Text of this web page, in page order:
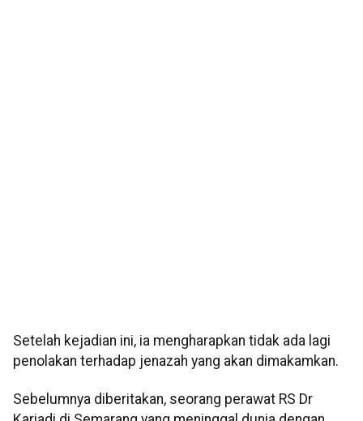
Setelah kejadian ini, ia mengharapkan tidak ada lagi
penolakan terhadap jenazah yang akan dimakamkan.
Sebelumnya diberitakan, seorang perawat RS Dr